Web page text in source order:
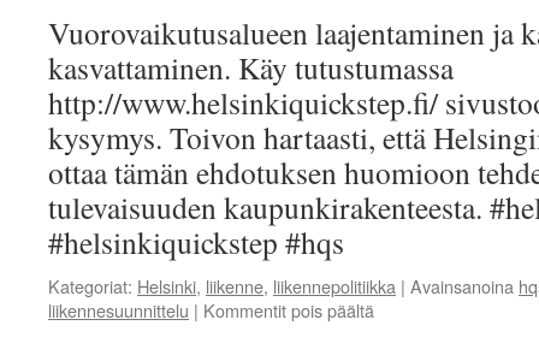
Vuorovaikutusalueen laajentaminen ja
kasvattaminen. Käy tutustumassa
http://www.helsinkiquickstep.fi/
kysymys. Toivon hartaasti, että
ottaa tämän ehdotuksen huomioon
tulevaisuuden kaupunkirakenteesta.
#helsinkiquickstep #hqs
Kategoriat: Helsinki, liikenne, liikennepolitiikka | Avainsanoina
liikennesuunnittelu | Kommentit pois päältä